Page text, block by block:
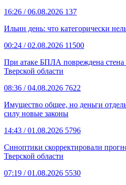
16:26 / 06.08.2026 137
Ильин день: что категорически
00:24 / 02.08.2026 11500
При атаке БПЛА повреждена стена
Тверской области
08:36 / 04.08.2026 7622
Имущество общее, но деньги
силу новые законы
14:43 / 01.08.2026 5796
Синоптики скорректировали
Тверской области
07:19 / 01.08.2026 5530